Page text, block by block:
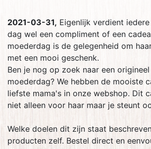
2021-03-31, Eigenlijk verdient
dag wel een compliment of een
moederdag is de gelegenheid om
met een mooi geschenk.
Ben je nog op zoek naar een
moederdag? We hebben de mooiste
liefste mama's in onze webshop. Dit
niet alleen voor haar maar je steunt
Welke doelen dit zijn staat
producten zelf. Bestel direct en